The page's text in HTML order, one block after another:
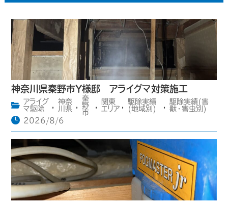
神奈川県秦野市Y様邸 アライグマ対策施工
アライグ
マ駆除
,
神奈
川県 ,
秦
野
市
,
関東
エリア ,
駆除実績
(地域別)
,
駆除実績(害
獣・害虫別)
2026/8/6